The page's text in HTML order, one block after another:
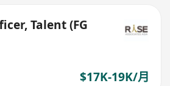
Talent (FG
$17K-19K/月